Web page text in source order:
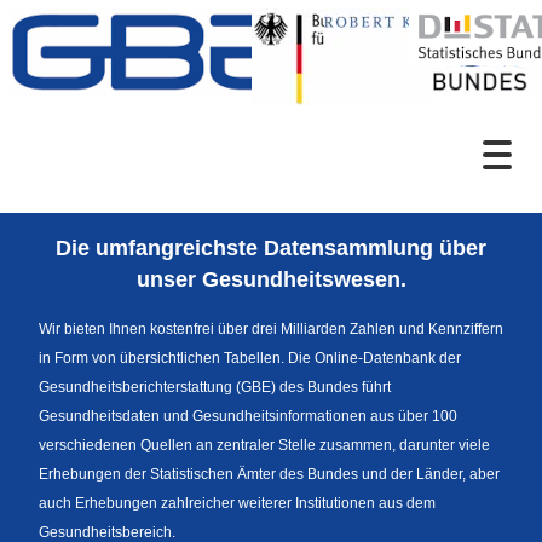
Zum Inhalt
Sprachumschaltung
Die umfangreichste Datensammlung über
unser Gesundheitswesen.
Wir bieten Ihnen kostenfrei über drei Milliarden Zahlen und Kennziffern
in Form von übersichtlichen Tabellen. Die Online-Datenbank der
Gesundheitsberichterstattung (GBE) des Bundes führt
Gesundheitsdaten und Gesundheitsinformationen aus über 100
verschiedenen Quellen an zentraler Stelle zusammen, darunter viele
Erhebungen der Statistischen Ämter des Bundes und der Länder, aber
auch Erhebungen zahlreicher weiterer Institutionen aus dem
Gesundheitsbereich.